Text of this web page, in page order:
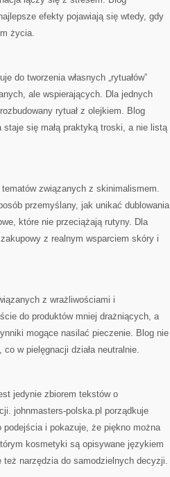
efekty pojawiają się wtedy, gdy
życia.
do tworzenia własnych „rytuałów”
ale wspierających. Dla jednych
rytuał z olejkiem. Blog
staje się małą praktyką troski, a nie listą
związanych z skinimalismem.
przemyślany, jak unikać dublowania
które nie przeciążają rutyny. Dla
z realnym wsparciem skóry i
z wrażliwościami i
do produktów mniej drażniących, a
mogące nasilać pieczenie. Blog nie
w pielęgnacji działa neutralnie.
jedynie zbiorem tekstów o
johnmasters-polska.pl porządkuje
i pokazuje, że piękno można
kosmetyki są opisywane językiem
narzędzia do samodzielnych decyzji.